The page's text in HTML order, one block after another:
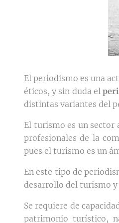
El periodismo es una
éticos, y sin duda el
distintas variantes del
El turismo es un sector
profesionales de la
pues el turismo es un
En este tipo de
desarrollo del turismo
Se requiere de
patrimonio turístico,